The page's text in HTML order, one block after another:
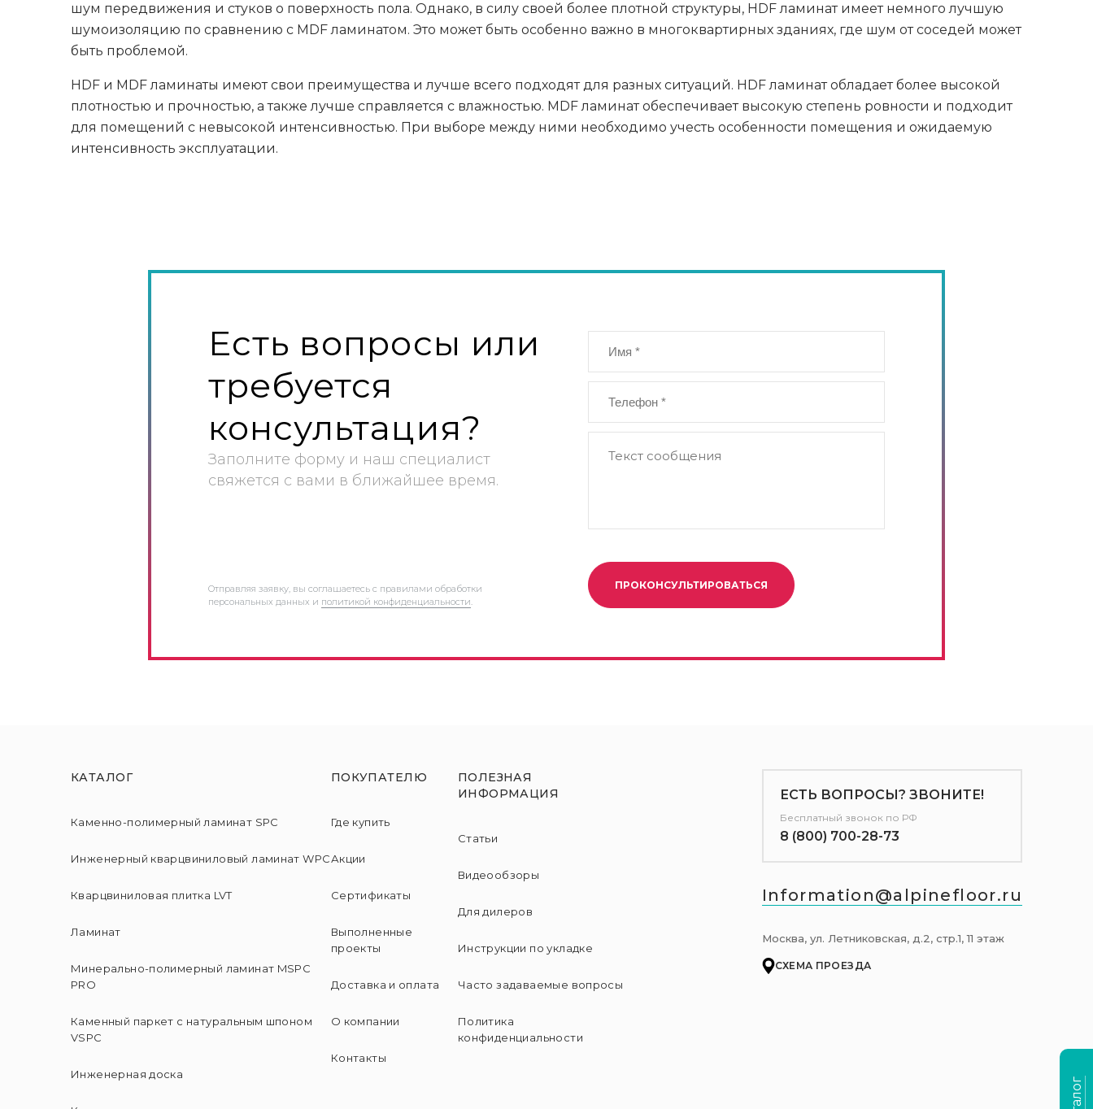
шум передвижения и стуков о поверхность пола. Однако, в силу своей более плотной структуры, HDF ламинат имеет немного лучшую
шумоизоляцию по сравнению с MDF ламинатом. Это может быть особенно важно в многоквартирных зданиях, где шум от соседей может
быть проблемой.
HDF и MDF ламинаты имеют свои преимущества и лучше всего подходят для разных ситуаций. HDF ламинат обладает более высокой
плотностью и прочностью, а также лучше справляется с влажностью. MDF ламинат обеспечивает высокую степень ровности и подходит
для помещений с невысокой интенсивностью. При выборе между ними необходимо учесть особенности помещения и ожидаемую
интенсивность эксплуатации.
Есть вопросы или
требуется
консультация?
Заполните форму и наш специалист
свяжется с вами в ближайшее время.
Отправляя заявку, вы соглашаетесь с правилами обработки
персональных данных и политикой конфиденциальности.
ПРОКОНСУЛЬТИРОВАТЬСЯ
КАТАЛОГ
Каменно-полимерный ламинат SPC
Инженерный кварцвиниловый ламинат WPC
Кварцвиниловая плитка LVT
Ламинат
Минерально-полимерный ламинат MSPC
PRO
Каменный паркет с натуральным шпоном
VSPC
Инженерная доска
ПОКУПАТЕЛЮ
Где купить
Акции
Сертификаты
Выполненные
проекты
Доставка и оплата
О компании
Контакты
ПОЛЕЗНАЯ
ИНФОРМАЦИЯ
Статьи
Видеообзоры
Для дилеров
Инструкции по укладке
Часто задаваемые вопросы
Политика
конфиденциальности
ЕСТЬ ВОПРОСЫ? ЗВОНИТЕ!
Бесплатный звонок по РФ
8 (800) 700-28-73
Information@alpinefloor.ru
Москва, ул. Летниковская, д.2, стр.1, 11 этаж
СХЕМА ПРОЕЗДА